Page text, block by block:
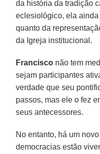
da história da tradição
eclesiológico, ela
quanto da
da Igreja institucional.
Francisco não tem
sejam participantes
verdade que seu
passos, mas ele o fez
seus antecessores.
No entanto, há um
democracias estão